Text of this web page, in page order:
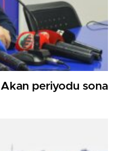
periyodu sona